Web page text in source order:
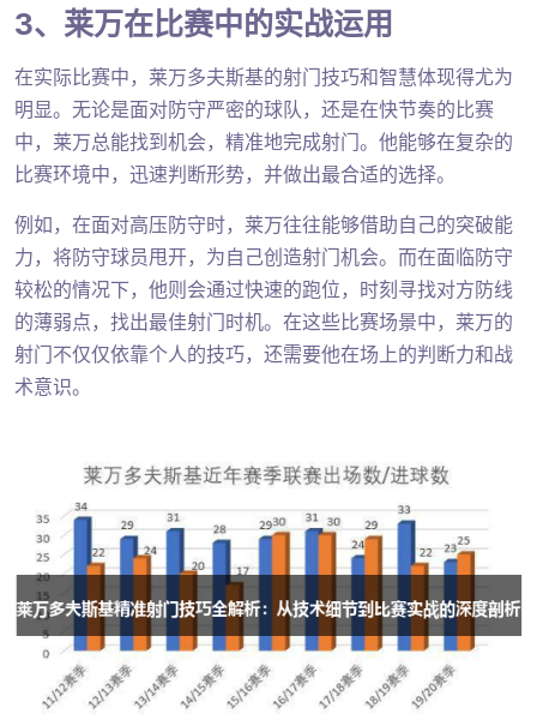
3、莱万在比赛中的实战运用
在实际比赛中，莱万多夫斯基的射门技巧和智慧体现得尤为
明显。无论是面对防守严密的球队，还是在快节奏的比赛
中，莱万总能找到机会，精准地完成射门。他能够在复杂的
比赛环境中，迅速判断形势，并做出最合适的选择。
例如，在面对高压防守时，莱万往往能够借助自己的突破能
力，将防守球员甩开，为自己创造射门机会。而在面临防守
较松的情况下，他则会通过快速的跑位，时刻寻找对方防线
的薄弱点，找出最佳射门时机。在这些比赛场景中，莱万的
射门不仅仅依靠个人的技巧，还需要他在场上的判断力和战
术意识。